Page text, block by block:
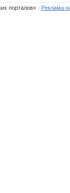
порталов» · Реклама